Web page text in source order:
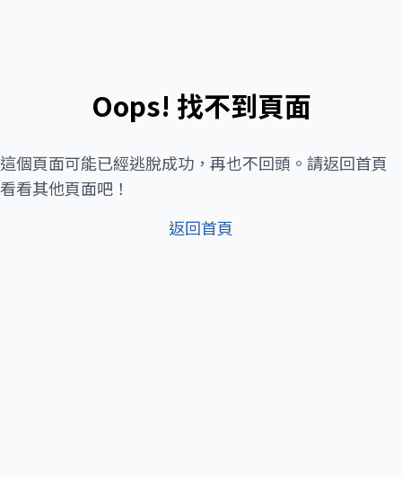
Oops! 找不到頁面
這個頁面可能已經逃脫成功，再也不回頭。請返回首頁
看看其他頁面吧！
返回首頁